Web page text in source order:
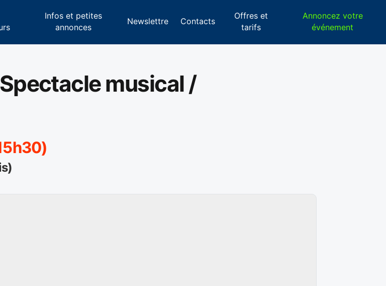
Infos et petites
annonces
Newslettre Contacts
Offres et
tarifs
Annoncez votre
événement
musical /